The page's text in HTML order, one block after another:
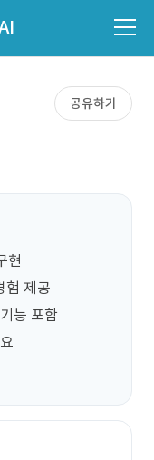
공유하기
현
험 제공
능 포함